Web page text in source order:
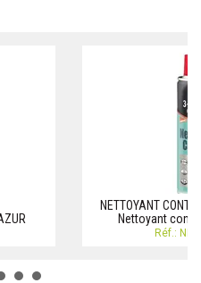
NETTOYANT
Nettoyant
Réf.: